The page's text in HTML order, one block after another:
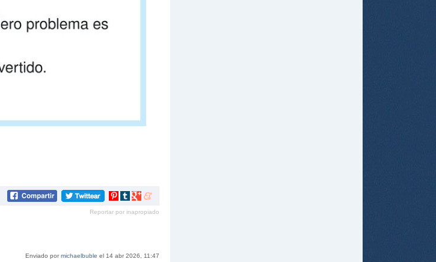
Compartir
Pinterest
Compartir
tumblr
Compartir
Google+
Compartir
meneame
Reportar por inapropiado
Enviado pormichaelbuble el 14 abr 2026, 11:47